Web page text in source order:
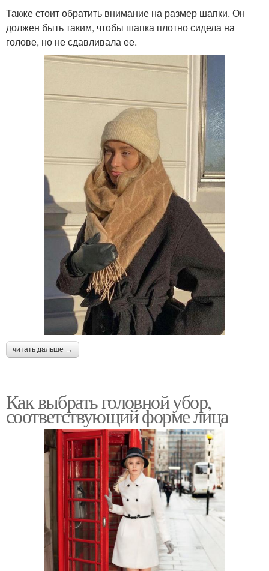
Также стоит обратить внимание на размер шапки. Он
должен быть таким, чтобы шапка плотно сидела на
голове, но не сдавливала ее.
читать дальше →
Как выбрать головной убор,
соответствующий форме лица